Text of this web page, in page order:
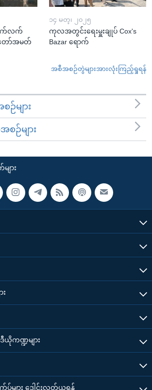
က်လက်
ာ်အမတ်
၁၄ မတ္၊ ၂၀၂၅
ကုလအတွင်းရေးမှူးချုပ် Cox's
Bazar ရောက်
အစီအစဉ်တွဲများအားလုံးကြည့်ရှုရန်
များ
ဉ်များ
ား
း
ကဏ္ဍများ
ျား ဒေါင်းလုတ်ယူရန်